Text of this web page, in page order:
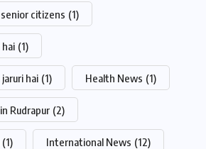
citizens (1)
(1)
hai (1) Health News (1)
Rudrapur (2)
(1) International News (12)